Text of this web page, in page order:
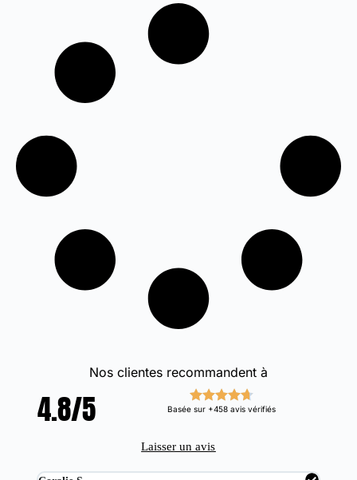
Nos clientes recommandent à
4.8/5 Basée sur +458 avis vérifiés
Laisser un avis